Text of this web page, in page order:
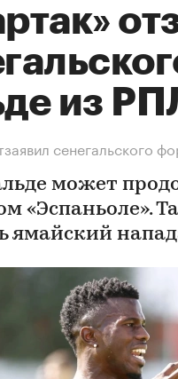
из
сенегальского
может
«Эспаньоле».
ямайский